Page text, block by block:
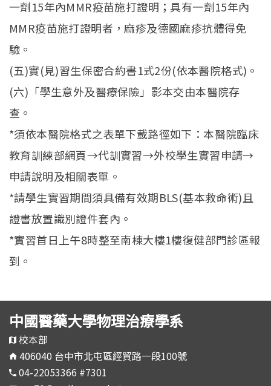
一劑15年內MMR疫苗施打證明；具有一劑15年內
MMR疫苗施打證明者，麻疹及德國麻疹抗體得免
驗。
(五)實(見)習生保密合約書1式2份(依本醫院格式)。
(六)「學生意外及醫療保險」影本交由本醫院存
查。
*須依本醫院格式之表單下載路徑如下：本醫院臨床
教育訓練部網頁→代訓實習→外校學生實習申請→
申請說明及相關表單。
*請學生實習期間須具備有效期BLS(基本救命術)且
證書放置識別證件套內。
*實習首日上午8時整至南棟大樓1樓復健部門診區報
到。
中國醫藥大學物理治療學系
校本部
406040 台中市北屯區經貿路一段100號
04-22053366 #7301